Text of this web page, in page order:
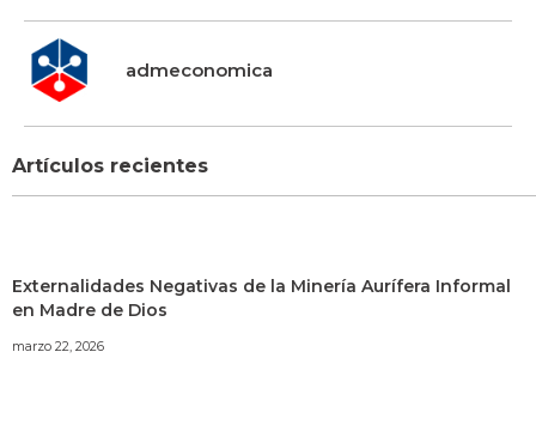
admeconomica
Artículos recientes
Externalidades Negativas de la Minería Aurífera Informal
en Madre de Dios
marzo 22, 2026